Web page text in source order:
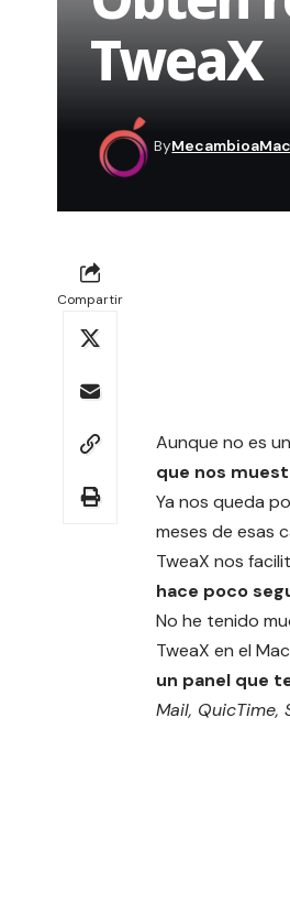
TweaX
By
Compartir
Aunque no es
que nos
Ya nos queda
meses de esas
TweaX nos
hace poco
No he tenido
TweaX en el
un panel que
Mail, QuicTime,